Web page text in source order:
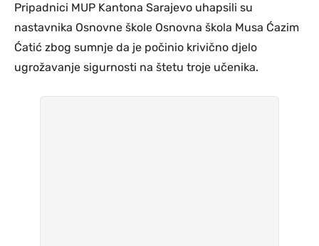
Pripadnici MUP Kantona Sarajevo uhapsili su
nastavnika Osnovne škole Osnovna škola Musa Ćazim
Ćatić zbog sumnje da je počinio krivično djelo
ugrožavanje sigurnosti na štetu troje učenika.